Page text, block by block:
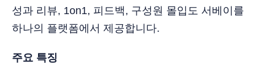
성과 리뷰, 1on1, 피드백, 구성원 몰입도 서베이를
하나의 플랫폼에서 제공합니다.
주요 특징